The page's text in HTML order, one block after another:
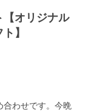
【オリジナル
】
わせです。今晩